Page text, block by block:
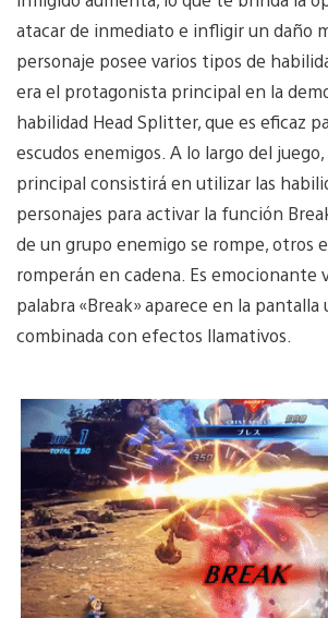
atacar de inmediato e infligir un daño
personaje posee varios tipos de
era el protagonista principal en la
habilidad Head Splitter, que es eficaz
escudos enemigos. A lo largo del
principal consistirá en utilizar las
personajes para activar la función
de un grupo enemigo se rompe, otros
romperán en cadena. Es emocionante
palabra «Break» aparece en la pantalla
combinada con efectos llamativos.